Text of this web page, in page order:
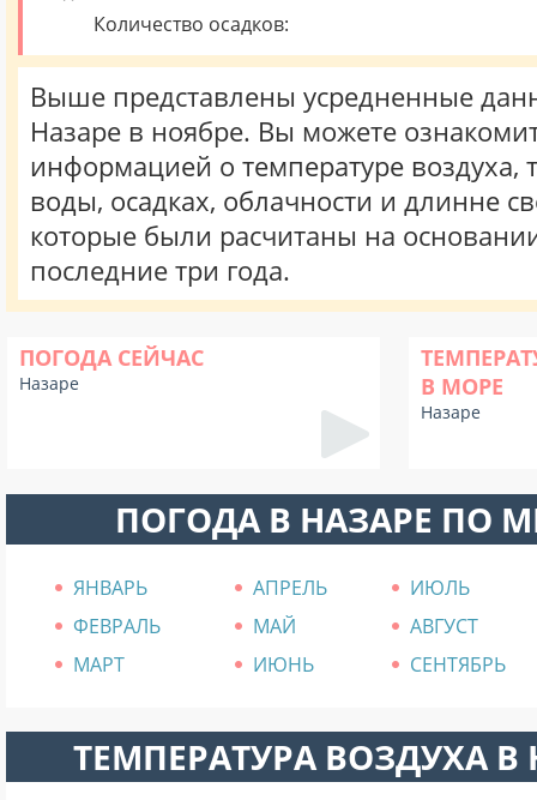
Количество осадков:
Выше представлены усредненные
Назаре в ноябре. Вы можете
информацией о температуре воздуха,
воды, осадках, облачности и длинне
которые были расчитаны на
последние три года.
ПОГОДА СЕЙЧАС
Назаре
В МОРЕ
Назаре
ПОГОДА В НАЗАРЕ ПО
ЯНВАРЬ АПРЕЛЬ
ИЮЛЬ
ФЕВРАЛЬ
МАЙ
АВГУСТ
МАРТ
ИЮНЬ СЕНТЯБРЬ
ТЕМПЕРАТУРА ВОЗДУХА В